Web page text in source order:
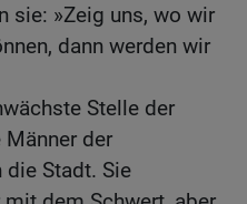
sie: »Zeig uns, wo wir
dann werden wir
Stelle der
der
Stadt. Sie